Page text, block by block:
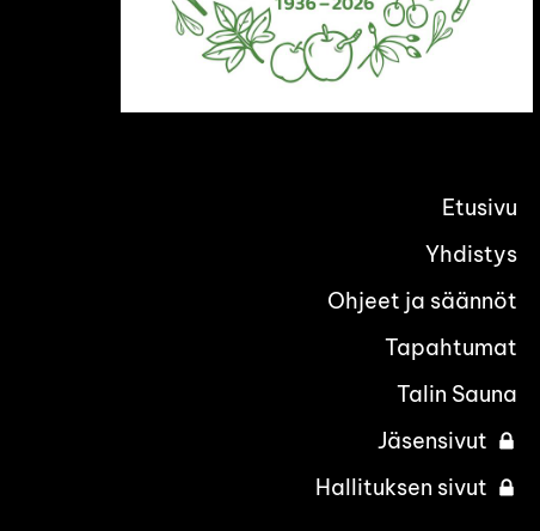
Etusivu
Yhdistys
Ohjeet ja säännöt
Tapahtumat
Talin Sauna
Jäsensivut
Hallituksen sivut